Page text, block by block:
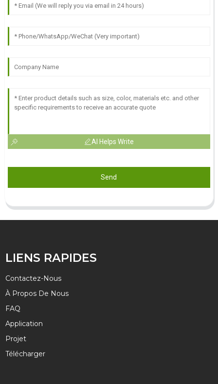
AI Helps Write
Send
LIENS RAPIDES
Contactez-Nous
À Propos De Nous
FAQ
Application
Projet
Télécharger